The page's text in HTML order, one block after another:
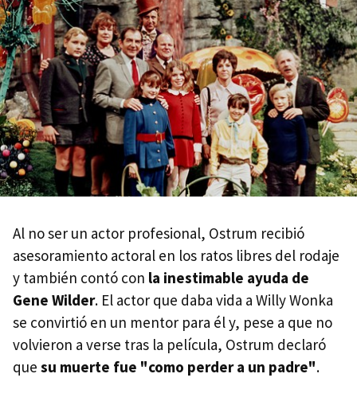
Al no ser un actor profesional, Ostrum recibió
asesoramiento actoral en los ratos libres del rodaje
y también contó con la inestimable ayuda de
Gene Wilder. El actor que daba vida a Willy Wonka
se convirtió en un mentor para él y, pese a que no
volvieron a verse tras la película, Ostrum declaró
que su muerte fue "como perder a un padre".